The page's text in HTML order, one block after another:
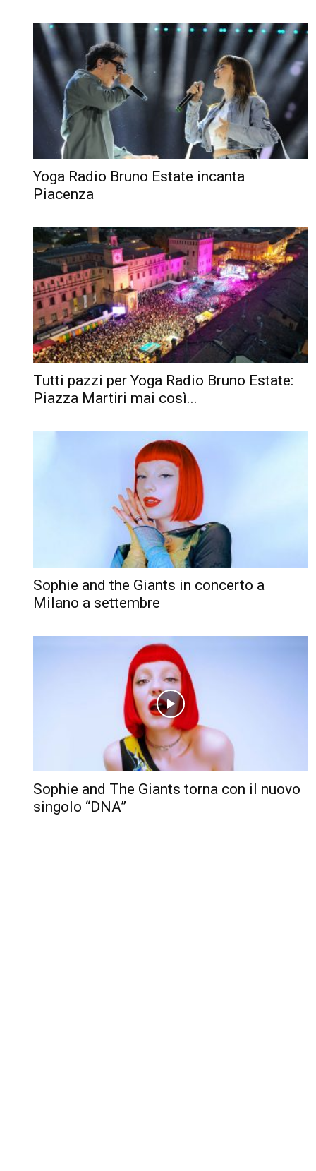
Yoga Radio Bruno Estate incanta
Piacenza
Tutti pazzi per Yoga Radio Bruno Estate:
Piazza Martiri mai così...
Sophie and the Giants in concerto a
Milano a settembre
Sophie and The Giants torna con il nuovo
singolo “DNA”